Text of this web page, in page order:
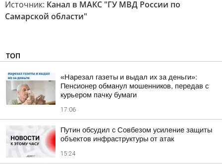
Источник: Канал в МАКС "ГУ МВД России по
Самарской области"
ТОП
«Нарезал газеты и выдал их за деньги»:
Пенсионер обманул мошенников, передав с
курьером пачку бумаги
17:06
Путин обсудил с Совбезом усиление защиты
объектов инфраструктуры от атак
15:24